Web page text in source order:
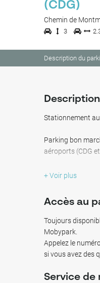
(CDG)
Chemin de
3
Description du
Stationnement
Parking bon
aéroports (CDG
Services
Important :
Pourquoi se garer
8 minutes en
Place de
Surveillance
+ Voir plus
Accès au
Toujours
Mobypark.
Appelez le
si vous avez des
Service de